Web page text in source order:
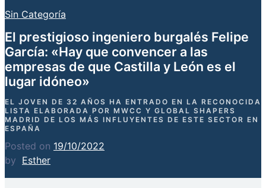
Sin Categoría
El prestigioso ingeniero burgalés Felipe
García: «Hay que convencer a las
empresas de que Castilla y León es el
lugar idóneo»
EL JOVEN DE 32 AÑOS HA ENTRADO EN LA RECONOCIDA
LISTA ELABORADA POR MWCC Y GLOBAL SHAPERS
MADRID DE LOS MÁS INFLUYENTES DE ESTE SECTOR EN
ESPAÑA
Posted on 19/10/2022
by Esther